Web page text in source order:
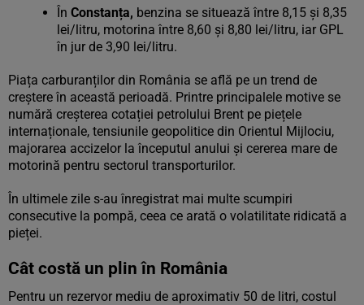
În Constanța, benzina se situează între 8,15 și 8,35
lei/litru, motorina între 8,60 și 8,80 lei/litru, iar GPL
în jur de 3,90 lei/litru.
Piața carburanților din România se află pe un trend de
creștere în această perioadă. Printre principalele motive se
numără creșterea cotației petrolului Brent pe piețele
internaționale, tensiunile geopolitice din Orientul Mijlociu,
majorarea accizelor la începutul anului și cererea mare de
motorină pentru sectorul transporturilor.
În ultimele zile s-au înregistrat mai multe scumpiri
consecutive la pompă, ceea ce arată o volatilitate ridicată a
pieței.
Cât costă un plin în România
Pentru un rezervor mediu de aproximativ 50 de litri, costul